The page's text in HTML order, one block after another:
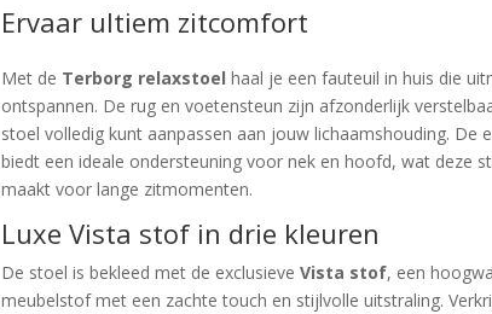
Ervaar ultiem zitcomfort
Met de Terborg relaxstoel haal je een fauteuil in huis die
ontspannen. De rug en voetensteun zijn afzonderlijk
stoel volledig kunt aanpassen aan jouw lichaamshouding. De
biedt een ideale ondersteuning voor nek en hoofd, wat deze
maakt voor lange zitmomenten.
Luxe Vista stof in drie kleuren
De stoel is bekleed met de exclusieve Vista stof, een
meubelstof met een zachte touch en stijlvolle uitstraling.